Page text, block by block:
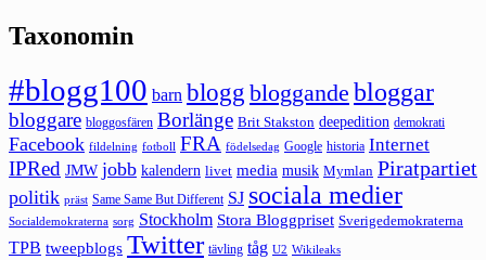
Taxonomin
#blogg100 barn blogg bloggande bloggar
bloggare bloggosfären Borlänge Brit Stakston deepedition demokrati
Facebook fildelning fotboll FRA födelsedag Google historia Internet
IPRed JMW jobb kalendern livet media musik Mymlan Piratpartiet
politik präst Same Same But Different SJ sociala medier
Socialdemokraterna sorg Stockholm Stora Bloggpriset Sverigedemokraterna
TPB tweepblogs Twitter tävling tåg U2 Wikileaks